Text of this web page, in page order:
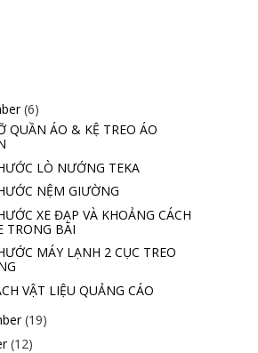
(6)
QUẦN ÁO & KỆ TREO ÁO
LÒ NƯỚNG TEKA
NỆM GIƯỜNG
XE ĐẠP VÀ KHOẢNG CÁCH
TRONG BÃI
MÁY LẠNH 2 CỤC TREO
VẬT LIỆU QUẢNG CÁO
(19)
(12)